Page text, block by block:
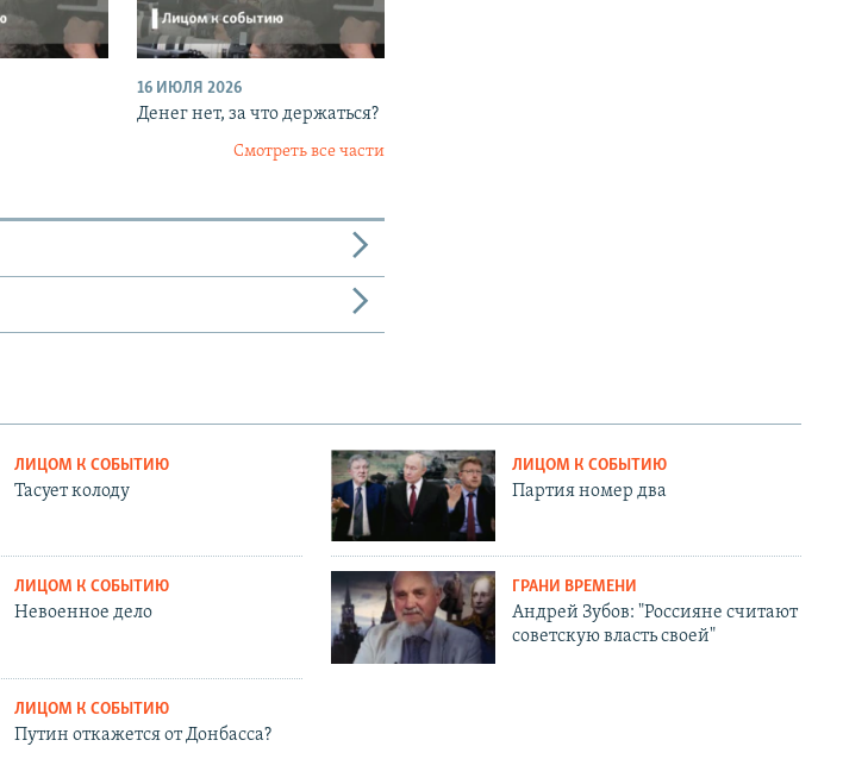
16 ИЮЛЯ 2026
Денег нет, за что держаться?
Смотреть все части
ЛИЦОМ К СОБЫТИЮ
Тасует колоду
ЛИЦОМ К СОБЫТИЮ
Партия номер два
ЛИЦОМ К СОБЫТИЮ
Невоенное дело
ГРАНИ ВРЕМЕНИ
Андрей Зубов: "Россияне считают
советскую власть своей"
ЛИЦОМ К СОБЫТИЮ
Путин откажется от Донбасса?